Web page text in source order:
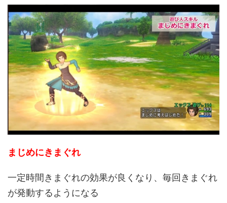
まじめにきまぐれ
一定時間きまぐれの効果が良くなり、毎回きまぐれ
が発動するようになる